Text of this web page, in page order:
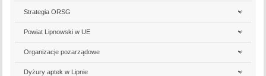
Strategia ORSG
Powiat Lipnowski w UE
Organizacje pozarządowe
Dyżury aptek w Lipnie